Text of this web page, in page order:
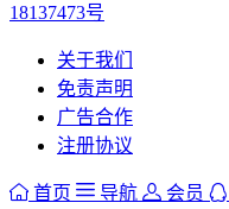
18137473号
关于我们
免责声明
广告合作
注册协议
首页 导航 会员